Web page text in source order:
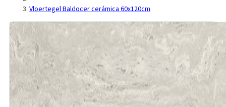
Vloertegel Baldocer cerámica 60x120cm